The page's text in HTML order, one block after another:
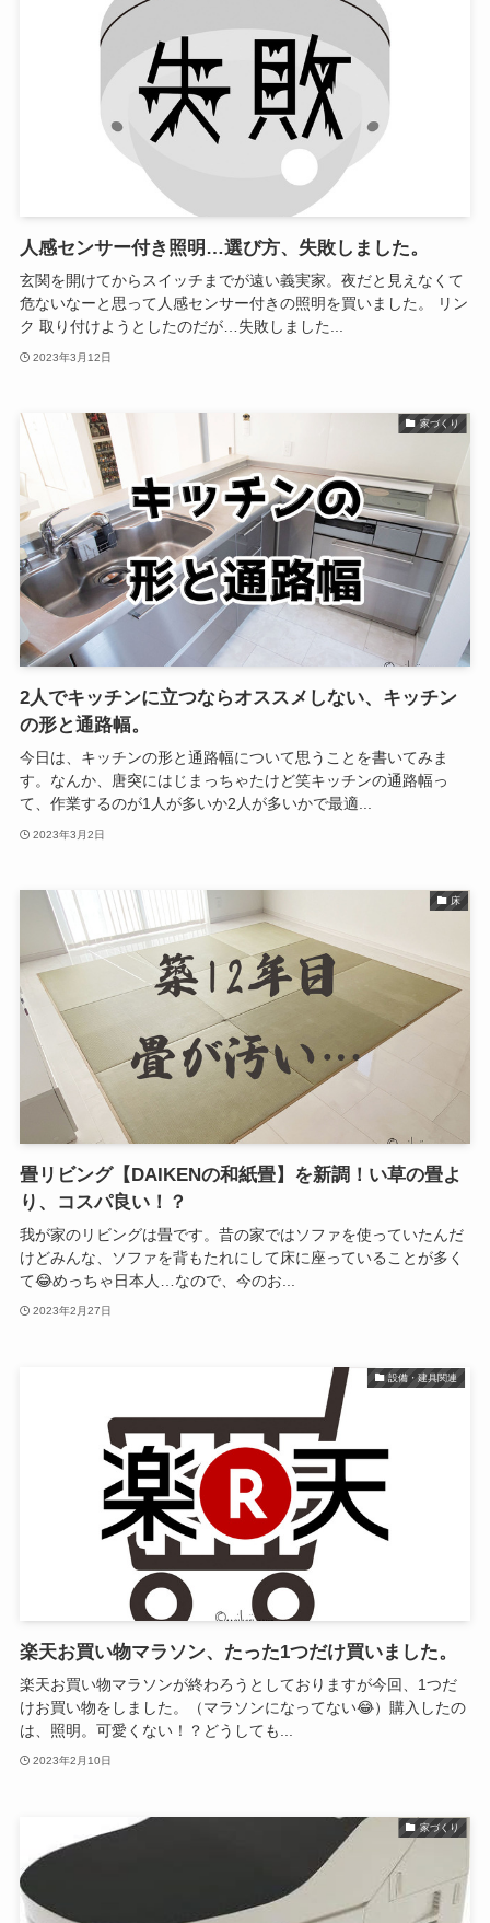
人感センサー付き照明…選び方、失敗しました。
玄関を開けてからスイッチまでが遠い義実家。夜だと見えなくて
危ないなーと思って人感センサー付きの照明を買いました。 リン
ク 取り付けようとしたのだが…失敗しました...
2023年3月12日
家づくり
2人でキッチンに立つならオススメしない、キッチン
の形と通路幅。
今日は、キッチンの形と通路幅について思うことを書いてみま
す。なんか、唐突にはじまっちゃたけど笑キッチンの通路幅っ
て、作業するのが1人が多いか2人が多いかで最適...
2023年3月2日
床
畳リビング【DAIKENの和紙畳】を新調！い草の畳よ
り、コスパ良い！？
我が家のリビングは畳です。昔の家ではソファを使っていたんだ
けどみんな、ソファを背もたれにして床に座っていることが多く
て😂めっちゃ日本人…なので、今のお...
2023年2月27日
設備・建具関連
楽天お買い物マラソン、たった1つだけ買いました。
楽天お買い物マラソンが終わろうとしておりますが今回、1つだ
けお買い物をしました。（マラソンになってない😂）購入したの
は、照明。可愛くない！？どうしても...
2023年2月10日
家づくり